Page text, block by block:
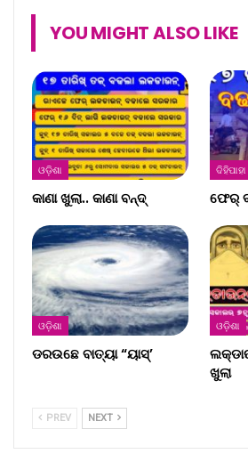
YOU MIGHT ALSO LIKE
ଓଡ଼ିଶା
କାଣା ଖୁଲା.. କାଣା ବନ୍ଦ୍‌
ଦିହିପାହା
ଫେର୍
ଓଡ଼ିଶା
ଡରଉଛେ ବାତ୍ୟା “ୟାସ୍‌’
ଓଡ଼ିଶା
ଖୁଲା
PREV NEXT